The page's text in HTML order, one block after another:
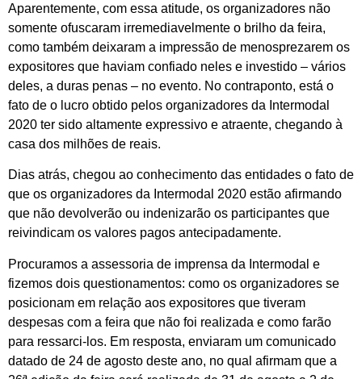
Aparentemente, com essa atitude, os organizadores não
somente ofuscaram irremediavelmente o brilho da feira,
como também deixaram a impressão de menosprezarem os
expositores que haviam confiado neles e investido – vários
deles, a duras penas – no evento. No contraponto, está o
fato de o lucro obtido pelos organizadores da Intermodal
2020 ter sido altamente expressivo e atraente, chegando à
casa dos milhões de reais.
Dias atrás, chegou ao conhecimento das entidades o fato de
que os organizadores da Intermodal 2020 estão afirmando
que não devolverão ou indenizarão os participantes que
reivindicam os valores pagos antecipadamente.
Procuramos a assessoria de imprensa da Intermodal e
fizemos dois questionamentos: como os organizadores se
posicionam em relação aos expositores que tiveram
despesas com a feira que não foi realizada e como farão
para ressarci-los. Em resposta, enviaram um comunicado
datado de 24 de agosto deste ano, no qual afirmam que a